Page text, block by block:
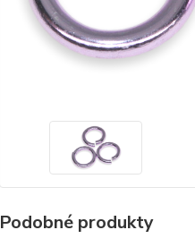
Podobné produkty